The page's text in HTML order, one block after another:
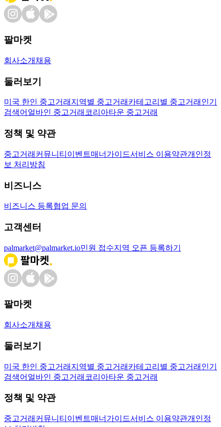
팔마켓
회사소개 채용
둘러보기
미국 한인 중고거래 지역별 중고거래 카테고리별 중고거래 인기
검색어 얼바인 중고거래 코리아타운 중고거래
정책 및 약관
중고거래 커뮤니티 이벤트매너가이드서비스 이용약관개인정
보 처리방침
비즈니스
비즈니스 등록협업 문의
고객센터
palmarket@palmarket.io민원 접수지역 오픈 등록하기
팔마켓
회사소개 채용
둘러보기
미국 한인 중고거래 지역별 중고거래 카테고리별 중고거래 인기
검색어 얼바인 중고거래 코리아타운 중고거래
정책 및 약관
중고거래 커뮤니티 이벤트매너가이드서비스 이용약관개인정